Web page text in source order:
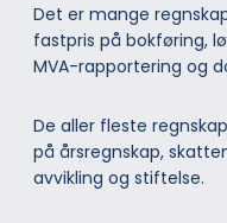
Det er mange
fastpris på bokføring,
MVA-rapportering og
De aller fleste
på årsregnskap,
avvikling og stiftelse.